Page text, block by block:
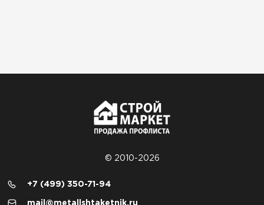
© 2010-2026
+7 (499) 350-71-94
mail@metallshtaketnik.ru